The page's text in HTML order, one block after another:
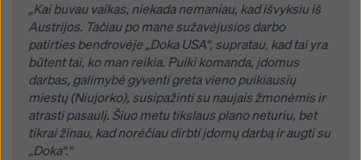
„Kai buvau vaikas, niekada nemaniau, kad išvyksiu iš
Austrijos. Tačiau po mane sužavėjusios darbo
patirties bendrovėje „Doka USA“, supratau, kad tai yra
būtent tai, ko man reikia. Puiki komanda, įdomus
darbas, galimybė gyventi greta vieno puikiausių
miestų (Niujorko), susipažinti su naujais žmonėmis ir
atrasti pasaulį. Šiuo metu tikslaus plano neturiu, bet
tikrai žinau, kad norėčiau dirbti įdomų darbą ir augti su
„Doka“.“